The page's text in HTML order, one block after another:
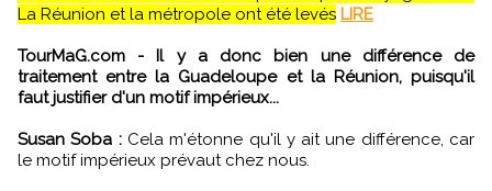
La Réunion et la métropole ont été levés LIRE
TourMaG.com - Il y a donc bien une différence de
traitement entre la Guadeloupe et la Réunion, puisqu'il
faut justifier d'un motif impérieux...
Susan Soba :Cela m'étonne qu'il y ait une différence, car
le motif impérieux prévaut chez nous.